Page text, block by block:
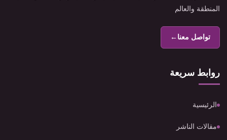
المنطقة والعالم
تواصل معنا←
روابط سريعة
الرئيسية
مقالات الناشر